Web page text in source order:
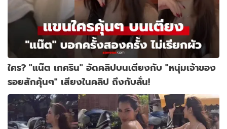
ใคร? "แน๊ต เกศริน" อัดคลิปบนเตียงกับ "หนุ่มเจ้าของ
รอยสักคุ้นๆ" เสียงในคลิป ถึงกับลั่น!